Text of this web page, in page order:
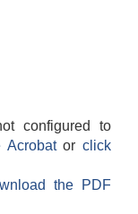
configured to
Acrobatorclick
the PDF